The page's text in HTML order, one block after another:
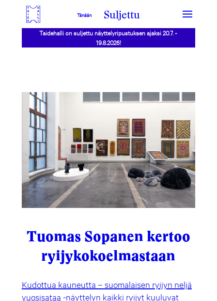
Tänään Suljettu
Taidehalli on suljettu näyttelyripustuksen ajaksi 20.7. -
19.8.2026!
Tuomas Sopanen kertoo
ryijykokoelmastaan
Kudottua kauneutta – suomalaisen ryijyn neljä
vuosisataa -näyttelyn kaikki ryijyt kuuluvat